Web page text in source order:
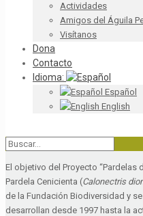
Actividades
Amigos del Águila
Visítanos
Dona
Contacto
Idioma:
Español
English
El objetivo del Proyecto “Pardelas
Pardela Cenicienta (Calonectris
de la Fundación Biodiversidad y
desarrollan desde 1997 hasta la